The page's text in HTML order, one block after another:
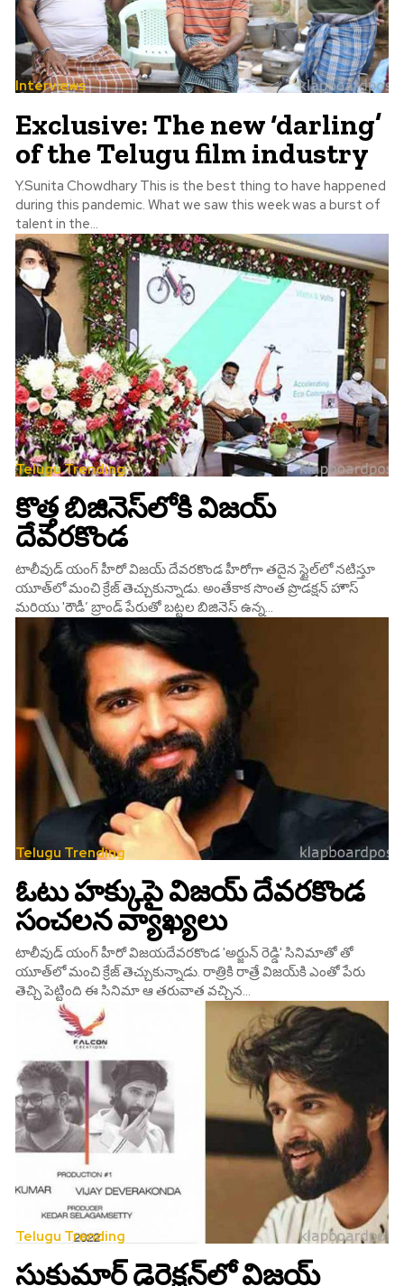
Interviews
Exclusive: The new ‘darling’
of the Telugu film industry
Y.Sunita Chowdhary This is the best thing to have happened
during this pandemic. What we saw this week was a burst of
talent in the...
Telugu Trending
కొత్త బిజినెస్‌లోకి విజయ్‌
దేవరకొండ
టాలీవుడ్ యంగ్‌ హీరో విజయ్ దేవరకొండ హీరోగా తదైన స్టైల్‌లో నటిస్తూ
యూత్‌లో మంచి క్రేజ్‌ తెచ్చుకున్నాడు. అంతేకాక సొంత ప్రొడక్షన్ హౌస్‌
మరియు 'రౌడీ’ బ్రాండ్ పేరుతో బట్టల బిజినెస్ ఉన్న...
Telugu Trending
ఓటు హక్కుపై విజయ్‌ దేవరకొండ
సంచలన వ్యాఖ్యలు
టాలీవుడ్‌ యంగ్‌ హీరో విజయదేవరకొండ 'అర్జున్ రెడ్డి' సినిమాతో తో
యూత్‌లో మంచి క్రేజ్‌ తెచ్చుకున్నాడు. రాత్రికి రాత్రే విజయ్‌కి ఎంతో పేరు
తెచ్చి పెట్టింది ఈ సినిమా ఆ తరువాత వచ్చిన...
Telugu Trending
సుకుమార్‌ డైరెక్షన్‌లో విజయ్‌